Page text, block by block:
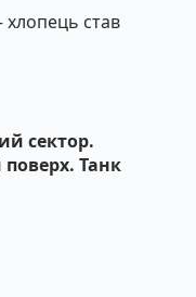
став
сектор.
Танк